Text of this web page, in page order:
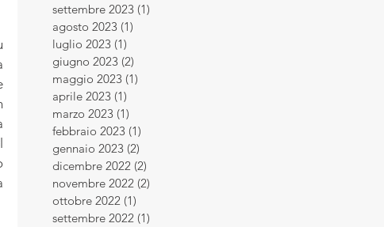
settembre 2023 (1)
agosto 2023 (1)
luglio 2023 (1)
giugno 2023 (2)
maggio 2023 (1)
aprile 2023 (1)
marzo 2023 (1)
febbraio 2023 (1)
gennaio 2023 (2)
dicembre 2022 (2)
novembre 2022 (2)
ottobre 2022 (1)
settembre 2022 (1)